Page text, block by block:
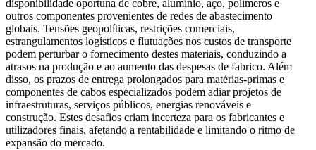
disponibilidade oportuna de cobre, alumínio, aço, polímeros e
outros componentes provenientes de redes de abastecimento
globais. Tensões geopolíticas, restrições comerciais,
estrangulamentos logísticos e flutuações nos custos de transporte
podem perturbar o fornecimento destes materiais, conduzindo a
atrasos na produção e ao aumento das despesas de fabrico. Além
disso, os prazos de entrega prolongados para matérias-primas e
componentes de cabos especializados podem adiar projetos de
infraestruturas, serviços públicos, energias renováveis ​​e
construção. Estes desafios criam incerteza para os fabricantes e
utilizadores finais, afetando a rentabilidade e limitando o ritmo de
expansão do mercado.